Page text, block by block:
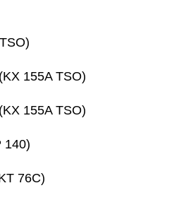
155A TSO)
155A TSO)
140)
76C)